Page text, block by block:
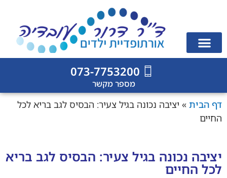
073-7753200
מספר מקשר
דף הבית » יציבה נכונה בגיל צעיר: הבסיס לגב בריא לכל
החיים
יציבה נכונה בגיל צעיר: הבסיס לגב בריא
לכל החיים